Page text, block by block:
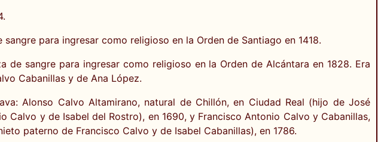
para ingresar como religioso en la Orden de Santiago en 1418.
sangre para ingresar como religioso en la Orden de Alcántara en 1828. Era
Cabanillas y de Ana López.
Alonso Calvo Altamirano, natural de Chillón, en Ciudad Real (hijo de José
y de Isabel del Rostro), en 1690, y Francisco Antonio Calvo y Cabanillas,
paterno de Francisco Calvo y de Isabel Cabanillas), en 1786.